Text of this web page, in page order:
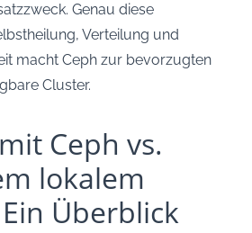
Genau diese
Verteilung und
macht Ceph zur bevorzugten
Cluster.
Ceph vs.
lokalem
Überblick